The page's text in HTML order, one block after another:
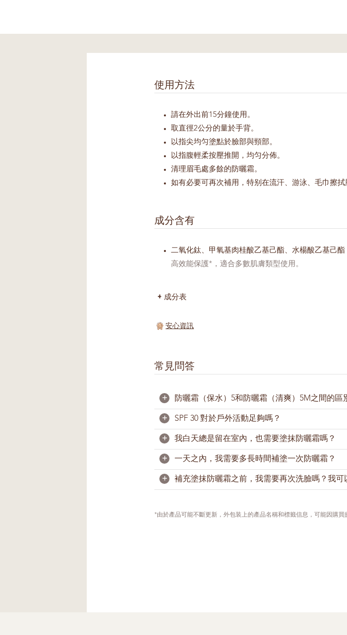
使用方法
請在外出前15分鐘使用。
取直徑2公分的量於手背。
以指尖均匀塗點於臉部與頸部。
以指腹輕柔按壓推開，均匀分佈。
清理眉毛處多餘的防曬霜。
如有必要可再次補用，特别在流汗、游泳、毛巾擦拭
成分含有
二氧化鈦、甲氧基肉桂酸乙基己酯、水楊酸乙基己酯
高效能保護*，適合多數肌膚類型使用。
成分表
安心資訊
常見問答
+ 防曬霜（保水）5和防曬霜（清爽）5M之間的區
防曬霜（保水）5給予肌膚自然光澤、均勻透亮；
啞光，更適合油性肌膚。
防晒霜（保水）5具有SPF30 PA+++的防曬指數，
+ SPF 30 對於戶外活動足夠嗎？
足夠。一般上，塗抹足夠的SPF30防曬產品足以為
出外前15分鐘就塗上防曬產品。如果您需要直接暴
曬產品。游泳和大量出汗後，也應馬上補塗。
+ 我白天總是留在室內，也需要塗抹防曬霜嗎？
需要。即使您長時間留在室內，我們仍建議您塗上
+ 一天之內，我需要多長時間補塗一次防曬霜？
由於肌膚會分泌汗液和皮脂，我們在一天中也會與
+ 補充塗抹防曬霜之前，我需要再次洗臉嗎？我
上防曬霜。如果需要，可使用吸油面紙，再塗上防曬
*由於產品可能不斷更新，外包装上的產品名稱和標籤信息，可能因購買